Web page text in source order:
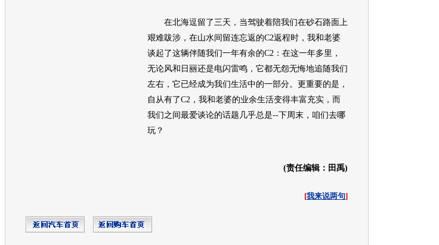
在北海逗留了三天，当驾驶着陪我们在砂石路面上
艰难跋涉，在山水间留连忘返的C2返程时，我和老婆
谈起了这辆伴随我们一年有余的C2：在这一年多里，
无论风和日丽还是电闪雷鸣，它都无怨无悔地追随我们
左右，它已经成为我们生活中的一部分。更重要的是，
自从有了C2，我和老婆的业余生活变得丰富充实，而
我们之间最爱谈论的话题几乎总是--下周末，咱们去哪
玩？
(责任编辑：田禹)
[我来说两句]